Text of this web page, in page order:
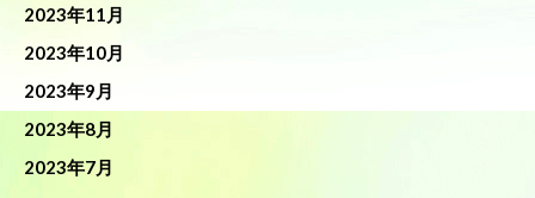
2023年11月
2023年10月
2023年9月
2023年8月
2023年7月